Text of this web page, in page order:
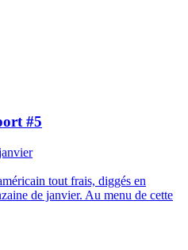
#5
tout frais, diggés en
de janvier. Au menu de cette